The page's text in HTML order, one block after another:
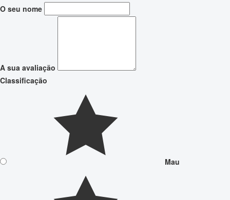
O seu nome
A sua avaliação
Classificação
Mau